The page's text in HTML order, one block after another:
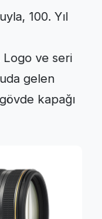
100. Yıl
Logo ve seri
gelen
kapağı